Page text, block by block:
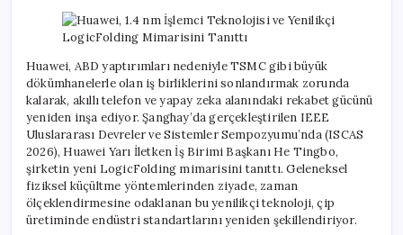
Teknolojisi
ve
LogicFolding
Mimarisini
Tanıttı
için
Huawei, ABD yaptırımları nedeniyle TSMC gibi büyük
dökümhanelerle olan iş birliklerini sonlandırmak zorunda
kalarak, akıllı telefon ve yapay zeka alanındaki rekabet gücünü
yeniden inşa ediyor. Şanghay’da gerçekleştirilen IEEE
Uluslararası Devreler ve Sistemler Sempozyumu’nda (ISCAS
2026), Huawei Yarı İletken İş Birimi Başkanı He Tingbo,
şirketin yeni LogicFolding mimarisini tanıttı. Geleneksel
fiziksel küçültme yöntemlerinden ziyade, zaman
ölçeklendirmesine odaklanan bu yenilikçi teknoloji, çip
üretiminde endüstri standartlarını yeniden şekillendiriyor.